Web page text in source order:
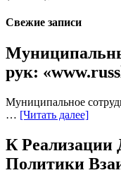
Свежие записи
рук:
Муниципальное
… [Читать далее]
К Реализации
Политики